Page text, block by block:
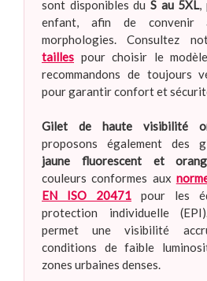
sont disponibles du S au 5XL,
enfant, afin de
morphologies. Consultez
tailles pour choisir le
recommandons de toujours
pour garantir confort et
Gilet de haute visibilité
proposons également des
jaune fluorescent et
couleurs conformes aux
EN ISO 20471 pour les
protection individuelle
permet une visibilité
conditions de faible
zones urbaines denses.